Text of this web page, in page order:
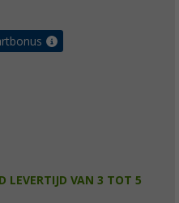
LEVERTIJD VAN 3 TOT 5